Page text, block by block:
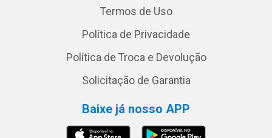
Termos de Uso
Política de Privacidade
Política de Troca e Devolução
Solicitação de Garantia
Baixe já nosso APP